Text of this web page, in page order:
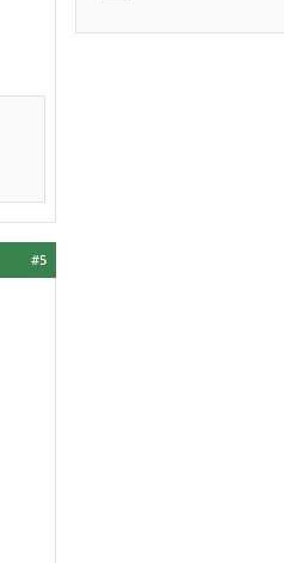
#5